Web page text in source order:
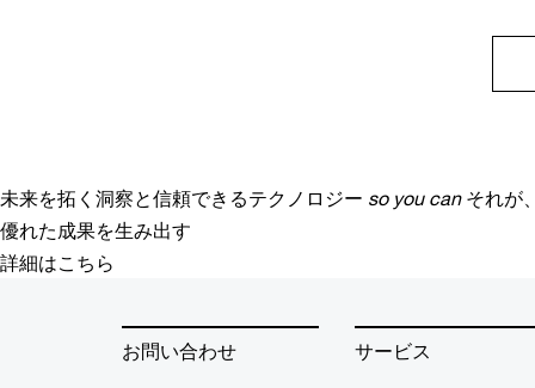
未来を拓く洞察と信頼できるテクノロジー so you can それが
優れた成果を生み出す
詳細はこちら
お問い合わせ サービス